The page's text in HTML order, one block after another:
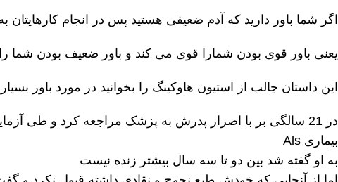
اگر شما باور دارید که آدم ضعیفی هستید پس در انجام
یعنی باور قوی بودن شمارا قوی می کند و باور ضعیف بودن شما
این داستان جالب از استیون هاوکینگ را بخوانید در مورد باور
در 21 سالگی بر با اصرار پدرش به پزشک مراجعه کرد و طی آزمایش ها متوجه شدند که او دارای بیماری نادر است که درمانی ندارد :
بیماری Als
به او گفته شد بین دو تا سه سال بیشتر زنده نیست